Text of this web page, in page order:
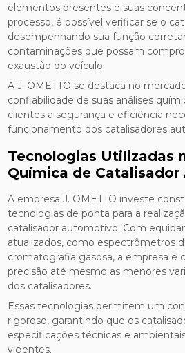
elementos presentes e suas
processo, é possível verificar se o
desempenhando sua função
contaminações que possam
exaustão do veículo.
A J. OMETTO se destaca no
confiabilidade de suas análises
clientes a segurança e eficiência
funcionamento dos catalisadores
Tecnologias Utilizadas
Química de
A empresa J. OMETTO investe
tecnologias de ponta para a
catalisador automotivo. Com
atualizados, como espectrômetros
cromatografia gasosa, a empresa é
precisão até mesmo as menores
dos catalisadores.
Essas tecnologias permitem um
rigoroso, garantindo que os
especificações técnicas e
vigentes.